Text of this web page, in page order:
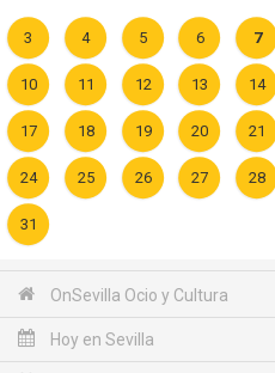
3 4 5 6 7
10 11 12 13 14
17 18 19 20 21
24 25 26 27 28
31
OnSevilla Ocio y Cultura
Hoy en Sevilla